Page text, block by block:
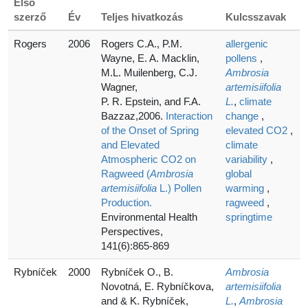
Első
szerző
Év Teljes hivatkozás Kulcsszavak
Rogers 2006
Rogers C.A., P.M.
Wayne, E. A. Macklin,
M.L. Muilenberg, C.J.
Wagner,
P. R. Epstein, and F.A.
Bazzaz,2006. Interaction
of the Onset of Spring
and Elevated
Atmospheric CO2 on
Ragweed (Ambrosia
artemisiifolia L.) Pollen
Production.
Environmental Health
Perspectives,
141(6):865-869
allergenic
pollens ,
Ambrosia
artemisiifolia
L., climate
change ,
elevated CO2 ,
climate
variability ,
global
warming ,
ragweed ,
springtime
Rybníček 2000
Rybníček O., B.
Novotná, E. Rybníčkova,
and & K. Rybníček,
Ambrosia
artemisiifolia
L., Ambrosia